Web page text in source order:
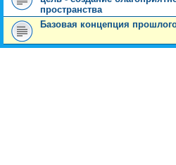
пространства
Базовая концепция